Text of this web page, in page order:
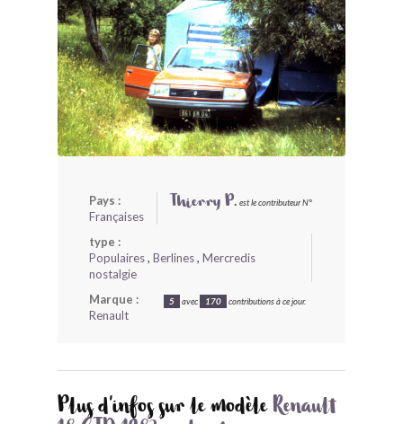
MODÈLES ET MARQUES
COMMENT FONCTIONNE BLV ?
Pays :
Françaises
type :
Populaires, Berlines, Mercredis
nostalgie
Marque :
Renault
Thierry P. est le contributeur N°
5 avec 170 contributions à ce jour.
Plus d'infos sur le modèle Renault